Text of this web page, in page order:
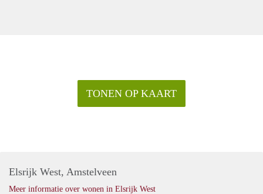
TONEN OP KAART
Elsrijk West, Amstelveen
Meer informatie over wonen in Elsrijk West